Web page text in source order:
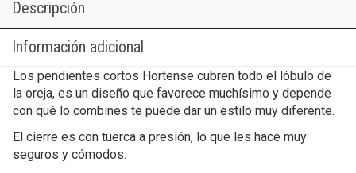
Descripción
Información adicional
Los pendientes cortos Hortense cubren todo el lóbulo de
la oreja, es un diseño que favorece muchísimo y depende
con qué lo combines te puede dar un estilo muy diferente.
El cierre es con tuerca a presión, lo que les hace muy
seguros y cómodos.